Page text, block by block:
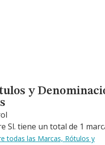
Denominaciones
y
Sl. tiene un total de 1
todas las Marcas, Rótulos y